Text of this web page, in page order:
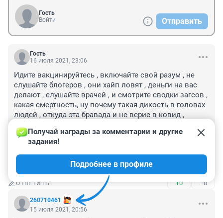
Гость
Войти
Отправить
Гость
16 июля 2021, 23:06
Идите вакцинируйтесь , включайте свой разум , не
слушайте блогеров , они хайп ловят , деньги на вас
делают , слушайте врачей , и смотрите сводки загсов ,
какая смертность, ну почему такая дикость в головах
людей , откуда эта бравада и не верие в ковид ,
в этом средневековом обществе .Неужели хотите так
жить до конца своей жизни ? Хотя она у вас будет
может и не долглй, О детях своих тогда подумайте ,
как достучаться до вас ????????
ОТВЕТИТЬ +0 –0
260710461
Получай награды за комментарии и другие
задания!
Подробнее в профиле
15 июля 2021, 20:56